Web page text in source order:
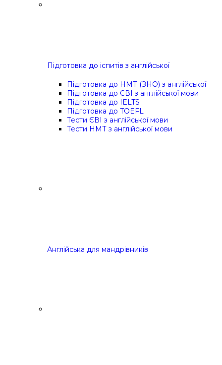
Підготовка до іспитів з англійської
Підготовка до НМТ (ЗНО) з англійської
Підготовка до ЄВІ з англійської мови
Підготовка до IELTS
Підготовка до TOEFL
Тести ЄВІ з англійської мови
Тести НМТ з англійської мови
Англійська для мандрівників